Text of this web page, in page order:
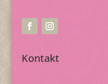
Kontakt